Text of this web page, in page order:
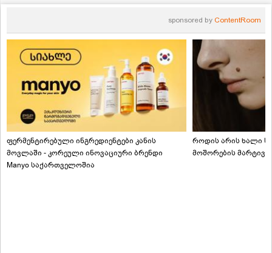
sponsored by ContentRoom
ფერმენტირებული ინგრედიენტები კანის
მოვლაში - კორეული ინოვაციური ბრენდი
Manyo საქართველოშია
როდის არის ხალი
მოშორების